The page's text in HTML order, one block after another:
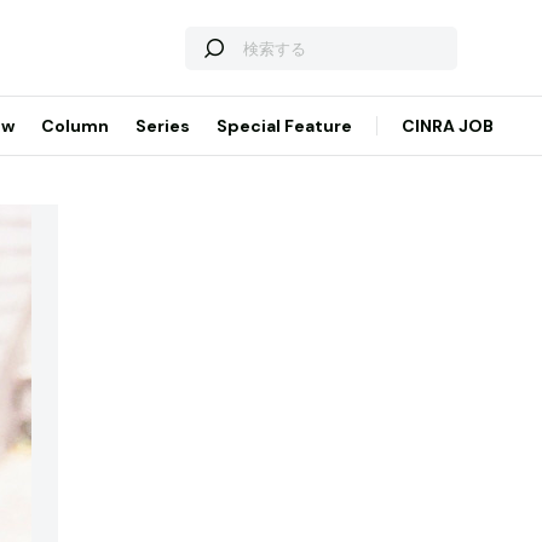
Column Series Special Feature CINRA JOB